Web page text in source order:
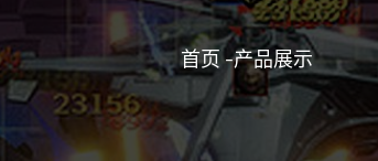
首页 -产品展示